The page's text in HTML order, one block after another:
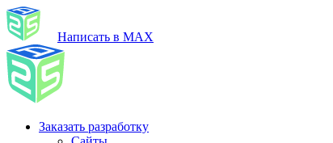
Написать в MAX
Заказать разработку